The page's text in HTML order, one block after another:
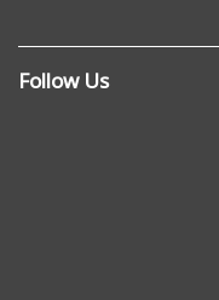
Follow Us